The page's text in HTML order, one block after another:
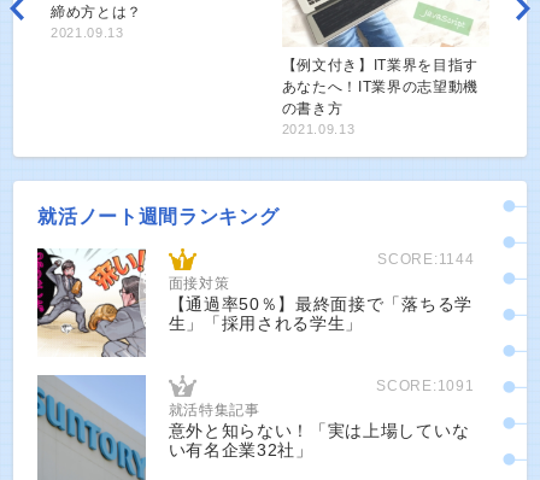
締め方とは？
2021.09.13
【例文付き】IT業界を目指す
あなたへ！IT業界の志望動機
の書き方
2021.09.13
就活ノート週間ランキング
SCORE:1144
面接対策
【通過率50％】最終面接で「落ちる学
生」「採用される学生」
SCORE:1091
就活特集記事
意外と知らない！「実は上場していな
い有名企業32社」